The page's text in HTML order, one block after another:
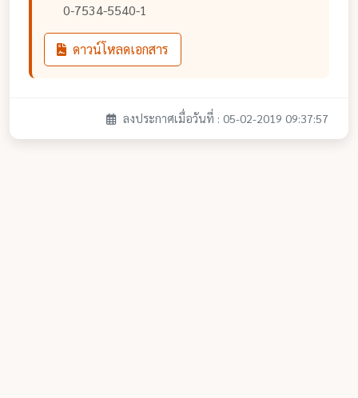
0-7534-5540-1
ดาวน์โหลดเอกสาร
ลงประกาศเมื่อวันที่ : 05-02-2019 09:37:57